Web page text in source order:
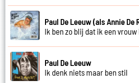
Paul De Leeuw (als Annie De
Ik ben zo blij dat ik een vrouw
Paul De Leeuw
Ik denk niets maar ben stil